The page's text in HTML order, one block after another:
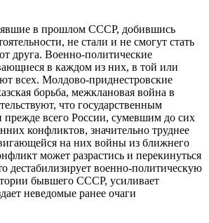
в прошлом СССР, добившись
не стали и не смогут стать
друга. Военно-политические
в каждом из них, в той или
всех. Молдово-приднестровские
борьба, межклановая война в
что государственным
прежде всего России, сумевшим до сих
конфликтов, значительно труднее
на них войны из ближнего
может разрастись и перекинуться
дестабилизирует военно-политическую
бывшего СССР, усиливает
неведомые ранее очаги